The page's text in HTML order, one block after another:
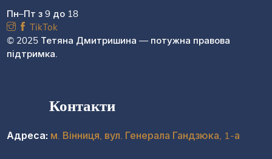
Пн–Пт з 9 до 18
TikTok
© 2025 Тетяна Дмитришина — потужна правова
підтримка.
Контакти
Адреса: м. Вінниця, вул. Генерала Гандзюка, 1-а